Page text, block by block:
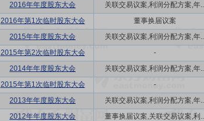
2016年年度股东大会
关联交易议案,利润分配方案,年
2016年第1次临时股东大会
董事换届议案
2015年年度股东大会
关联交易议案,利润分配方案,年
2015年第2次临时股东大会
-
2014年年度股东大会
关联交易议案,利润分配方案,年
2015年第1次临时股东大会
-
2013年年度股东大会
关联交易议案,利润分配方案,年
2012年年度股东大会
董事换届议案,关联交易议案,利